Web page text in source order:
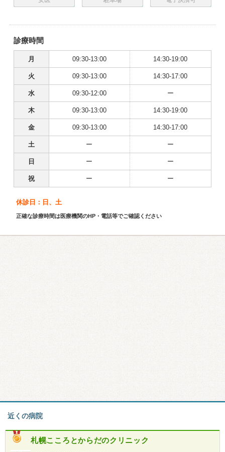
診療時間
月 09:30-13:00 14:30-19:00
火 09:30-13:00 14:30-17:00
水 09:30-12:00 ー
木 09:30-13:00 14:30-19:00
金 09:30-13:00 14:30-17:00
土 ー ー
日 ー ー
祝 ー ー
休診日：日、土
正確な診療時間は医療機関のHP・電話等でご確認ください
近くの病院
札幌こころとからだのクリニック